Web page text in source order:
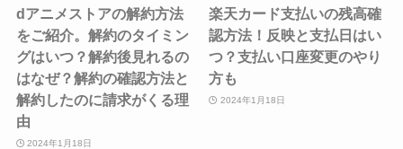
dアニメストアの解約方法
をご紹介。解約のタイミン
グはいつ？解約後見れるの
はなぜ？解約の確認方法と
解約したのに請求がくる理
由
2024年1月18日
楽天カード支払いの残高確
認方法！反映と支払日はい
つ？支払い口座変更のやり
方も
2024年1月18日